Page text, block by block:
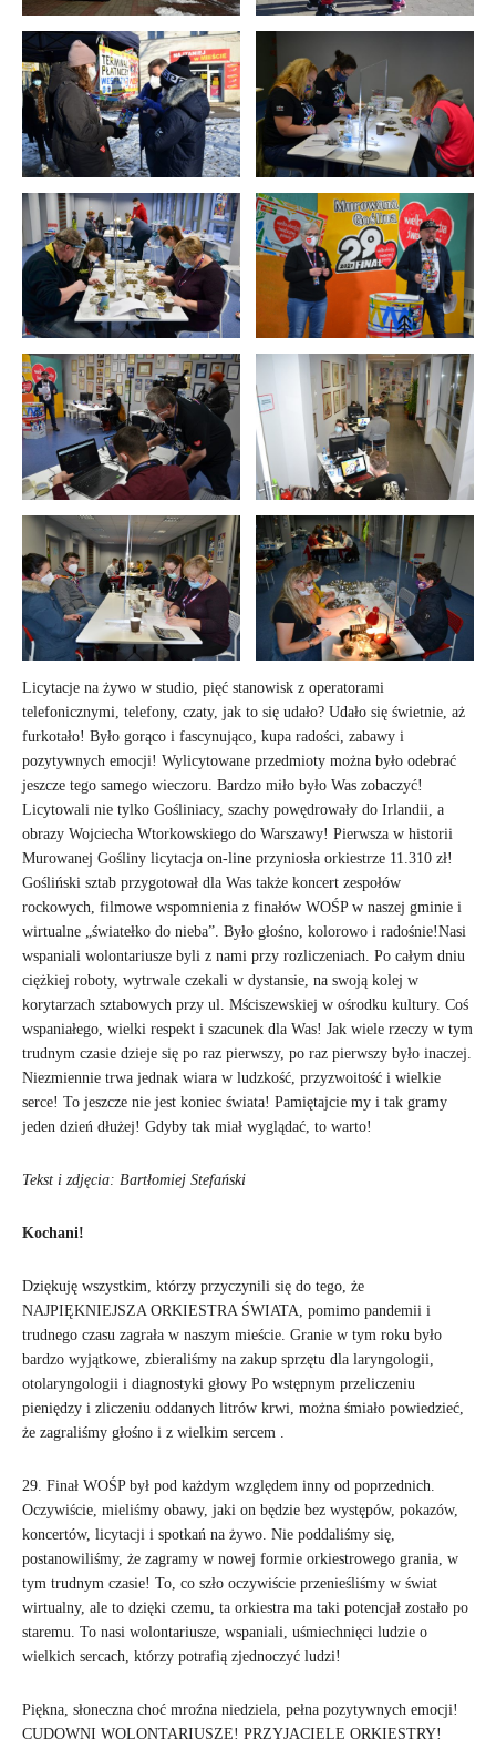
Licytacje na żywo w studio, pięć stanowisk z operatorami
telefonicznymi, telefony, czaty, jak to się udało? Udało się świetnie, aż
furkotało! Było gorąco i fascynująco, kupa radości, zabawy i
pozytywnych emocji! Wylicytowane przedmioty można było odebrać
jeszcze tego samego wieczoru. Bardzo miło było Was zobaczyć!
Licytowali nie tylko Gośliniacy, szachy powędrowały do Irlandii, a
obrazy Wojciecha Wtorkowskiego do Warszawy! Pierwsza w historii
Murowanej Gośliny licytacja on-line przyniosła orkiestrze 11.310 zł!
Gośliński sztab przygotował dla Was także koncert zespołów
rockowych, filmowe wspomnienia z finałów WOŚP w naszej gminie i
wirtualne „światełko do nieba”. Było głośno, kolorowo i radośnie!Nasi
wspaniali wolontariusze byli z nami przy rozliczeniach. Po całym dniu
ciężkiej roboty, wytrwale czekali w dystansie, na swoją kolej w
korytarzach sztabowych przy ul. Mściszewskiej w ośrodku kultury. Coś
wspaniałego, wielki respekt i szacunek dla Was! Jak wiele rzeczy w tym
trudnym czasie dzieje się po raz pierwszy, po raz pierwszy było inaczej.
Niezmiennie trwa jednak wiara w ludzkość, przyzwoitość i wielkie
serce! To jeszcze nie jest koniec świata! Pamiętajcie my i tak gramy
jeden dzień dłużej! Gdyby tak miał wyglądać, to warto!
Tekst i zdjęcia: Bartłomiej Stefański
Kochani!
Dziękuję wszystkim, którzy przyczynili się do tego, że
NAJPIĘKNIEJSZA ORKIESTRA ŚWIATA, pomimo pandemii i
trudnego czasu zagrała w naszym mieście. Granie w tym roku było
bardzo wyjątkowe, zbieraliśmy na zakup sprzętu dla laryngologii,
otolaryngologii i diagnostyki głowy Po wstępnym przeliczeniu
pieniędzy i zliczeniu oddanych litrów krwi, można śmiało powiedzieć,
że zagraliśmy głośno i z wielkim sercem .
29. Finał WOŚP był pod każdym względem inny od poprzednich.
Oczywiście, mieliśmy obawy, jaki on będzie bez występów, pokazów,
koncertów, licytacji i spotkań na żywo. Nie poddaliśmy się,
postanowiliśmy, że zagramy w nowej formie orkiestrowego grania, w
tym trudnym czasie! To, co szło oczywiście przenieśliśmy w świat
wirtualny, ale to dzięki czemu, ta orkiestra ma taki potencjał zostało po
staremu. To nasi wolontariusze, wspaniali, uśmiechnięci ludzie o
wielkich sercach, którzy potrafią zjednoczyć ludzi!
Piękna, słoneczna choć mroźna niedziela, pełna pozytywnych emocji!
CUDOWNI WOLONTARIUSZE! PRZYJACIELE ORKIESTRY!